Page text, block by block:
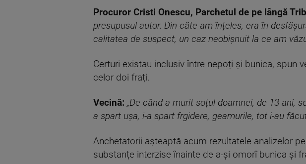
Procuror Cristi Onescu, Parchetul de pe lângă
presupusul autor. Din câte am înțeles, era în
calitatea de suspect, un caz neobișnuit la ce am
Certuri existau inclusiv între nepoți și bunica, spun
celor doi frați.
Vecină: „De când a murit soțul doamnei, de 13 ani,
a spart ușa, i-a spart frgidere, geamurile, tot i-au
Anchetatorii așteaptă acum rezultatele analizelor
substanțe interzise înainte de a-și omorî bunica și